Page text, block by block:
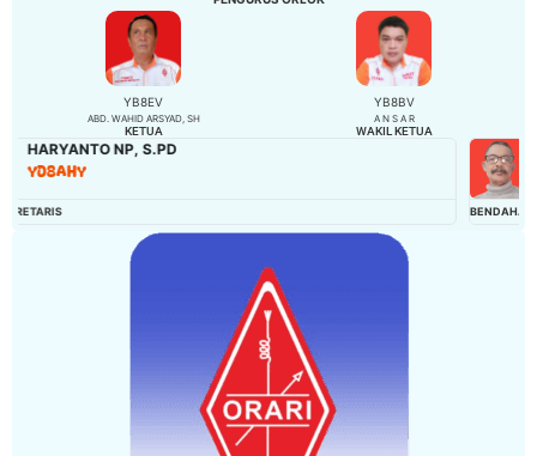
YB8EV
ABD. WAHID ARSYAD, SH
KETUA
YB8BV
A N S A R
WAKIL KETUA
GASALI
BENDAHARA